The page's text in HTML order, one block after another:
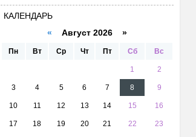
КАЛЕНДАРЬ
« Август 2026 »
Пн Вт Ср Чт Пт Сб Вс
1 2
3 4 5 6 7 8 9
10 11 12 13 14 15 16
17 18 19 20 21 22 23